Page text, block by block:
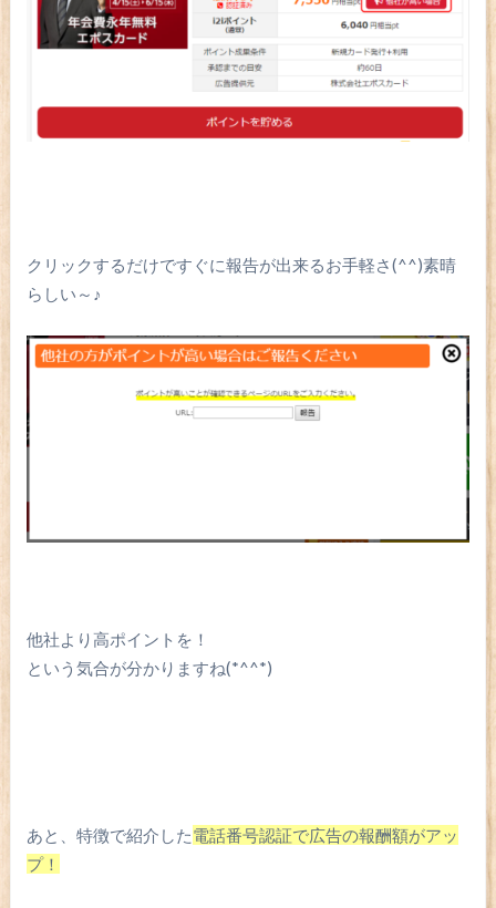
クリックするだけですぐに報告が出来るお手軽さ(^^)素晴
らしい～♪
他社より高ポイントを！
という気合が分かりますね(*^^*)
あと、特徴で紹介した電話番号認証で広告の報酬額がアッ
プ！